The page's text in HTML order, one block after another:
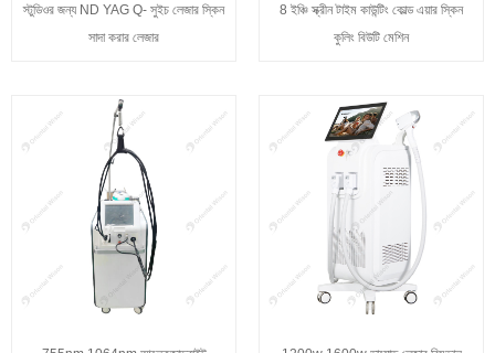
স্টুডিওর জন্য ND YAG Q- সুইচ লেজার স্কিন
সাদা করার লেজার
8 ইঞ্চি স্ক্রীন টাইম কাউন্টিং কোল্ড এয়ার স্কিন
কুলিং বিউটি মেশিন